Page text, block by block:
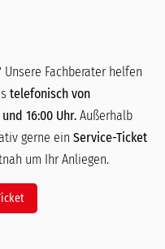
Unsere Fachberater helfen
telefonisch von
16:00 Uhr. Außerhalb
gerne ein Service-Ticket
um Ihr Anliegen.